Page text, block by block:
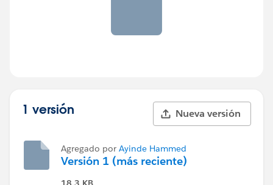
1 versión Nueva versión
Agregado por Ayinde Hammed
Versión 1 (más reciente)